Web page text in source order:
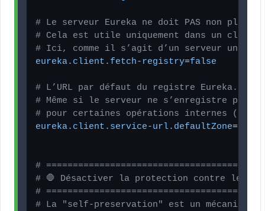
# Le serveur Eureka ne doit PAS non plus
# Cela est utile uniquement dans un
# Ici, comme il s’agit d’un serveur
eureka.client.fetch-registry=false
# L’URL par défaut du registre Eureka.
# Même si le serveur ne s’enregistre pas,
# pour certaines opérations internes
eureka.client.service-url.defaultZone
#
# 🛑 Désactiver la protection contre les
#
# La "self-preservation" est un mécanisme